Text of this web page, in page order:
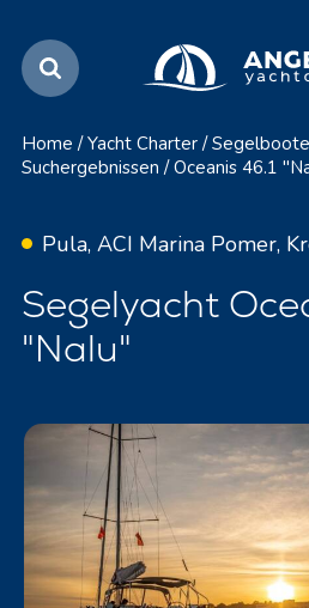
Home / Yacht Charter / Segelboote
Suchergebnissen / Oceanis 46.1
Pula, ACI Marina Pomer,
Segelyacht
"Nalu"